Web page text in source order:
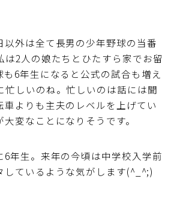
スタマイズ
以外は全て長男の少年野球の当番
は2人の娘たちとひたすら家でお留
6年生になると公式の試合も増え
忙しいのね。忙しいのは話には聞
車よりも主夫のレベルを上げてい
変なことになりそうです。
6年生。来年の今頃は中学校入学前
しているような気がします(^_^;)